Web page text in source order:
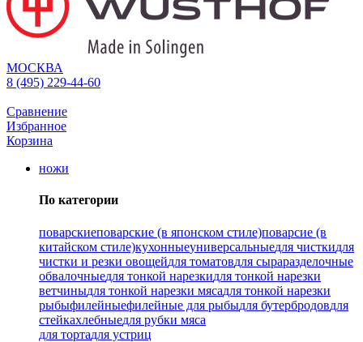
МОСКВА
8 (495) 229-44-60
Сравнение
Избранное
Корзина
ножи
По категории
поварскиеповарские (в японском стиле)поварсие (в
китайском стиле)кухонныеуниверсальныедля чисткидля
чистки и резки овощейдля томатовдля сыраразделочные
обвалочныедля тонкой нарезкидля тонкой нарезки
ветчиныдля тонкой нарезки мясадля тонкой нарезки
рыбыфилейныефилейные для рыбыдля бутербродовдля
стейкахлебныедля рубки мяса
для тортадля устриц